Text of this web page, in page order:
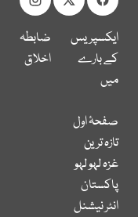
ایکسپریس
کے بارے
میں
ضابطہ
اخلاق
صفحۂ اول
تازہ ترین
غزہ لہو لہو
پاکستان
انٹر نیشنل